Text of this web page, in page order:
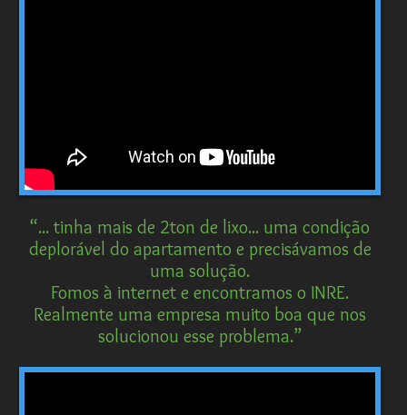
“... tinha mais de 2ton de lixo... uma condição
deplorável do apartamento e precisávamos de
uma solução.
Fomos à internet e encontramos o INRE.
Realmente uma empresa muito boa que nos
solucionou esse problema.”